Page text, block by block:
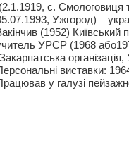
(2.1.1919, с. Смологовиця
Ужгород) –
(1952) Київський
УРСР (1968
виставки:
у галузі